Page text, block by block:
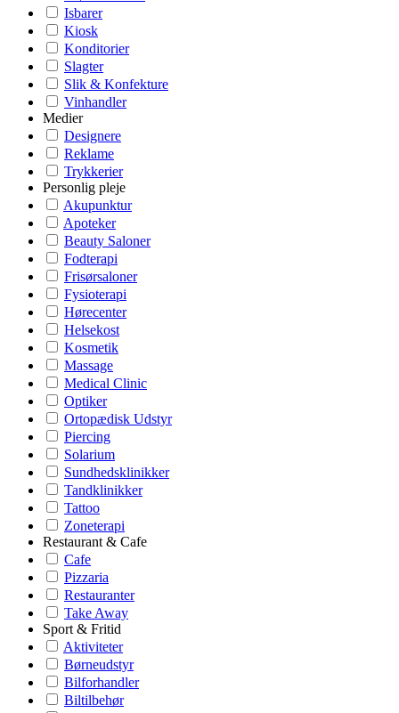
Isbarer
Kiosk
Konditorier
Slagter
Slik & Konfekture
Vinhandler
Medier
Designere
Reklame
Trykkerier
Personlig pleje
Akupunktur
Apoteker
Beauty Saloner
Fodterapi
Frisørsaloner
Fysioterapi
Hørecenter
Helsekost
Kosmetik
Massage
Medical Clinic
Optiker
Ortopædisk Udstyr
Piercing
Solarium
Sundhedsklinikker
Tandklinikker
Tattoo
Zoneterapi
Restaurant & Cafe
Cafe
Pizzaria
Restauranter
Take Away
Sport & Fritid
Aktiviteter
Børneudstyr
Bilforhandler
Biltilbehør